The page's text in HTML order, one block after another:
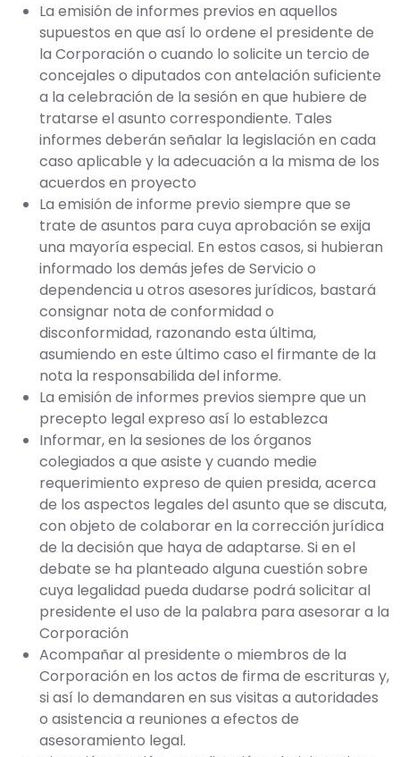
La emisión de informes previos en aquellos
supuestos en que así lo ordene el presidente de
la Corporación o cuando lo solicite un tercio de
concejales o diputados con antelación suficiente
a la celebración de la sesión en que hubiere de
tratarse el asunto correspondiente. Tales
informes deberán señalar la legislación en cada
caso aplicable y la adecuación a la misma de los
acuerdos en proyecto
La emisión de informe previo siempre que se
trate de asuntos para cuya aprobación se exija
una mayoría especial. En estos casos, si hubieran
informado los demás jefes de Servicio o
dependencia u otros asesores jurídicos, bastará
consignar nota de conformidad o
disconformidad, razonando esta última,
asumiendo en este último caso el firmante de la
nota la responsabilida del informe.
La emisión de informes previos siempre que un
precepto legal expreso así lo establezca
Informar, en la sesiones de los órganos
colegiados a que asiste y cuando medie
requerimiento expreso de quien presida, acerca
de los aspectos legales del asunto que se discuta,
con objeto de colaborar en la corrección jurídica
de la decisión que haya de adaptarse. Si en el
debate se ha planteado alguna cuestión sobre
cuya legalidad pueda dudarse podrá solicitar al
presidente el uso de la palabra para asesorar a la
Corporación
Acompañar al presidente o miembros de la
Corporación en los actos de firma de escrituras y,
si así lo demandaren en sus visitas a autoridades
o asistencia a reuniones a efectos de
asesoramiento legal.